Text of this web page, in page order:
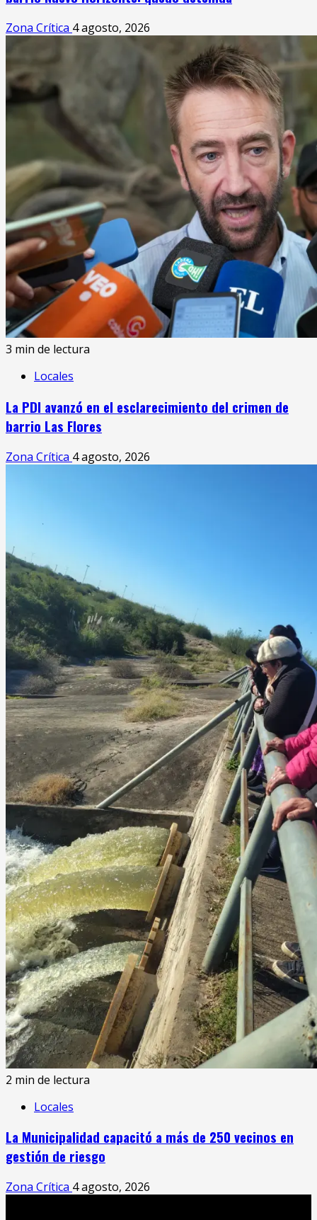
Zona Crítica 4 agosto, 2026
3 min de lectura
Locales
La PDI avanzó en el esclarecimiento del crimen de
barrio Las Flores
Zona Crítica 4 agosto, 2026
2 min de lectura
Locales
La Municipalidad capacitó a más de 250 vecinos en
gestión de riesgo
Zona Crítica 4 agosto, 2026